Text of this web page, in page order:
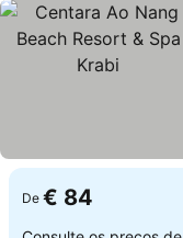
De € 84